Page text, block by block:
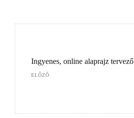
Ingyenes, online alaprajz tervező
ELŐZŐ